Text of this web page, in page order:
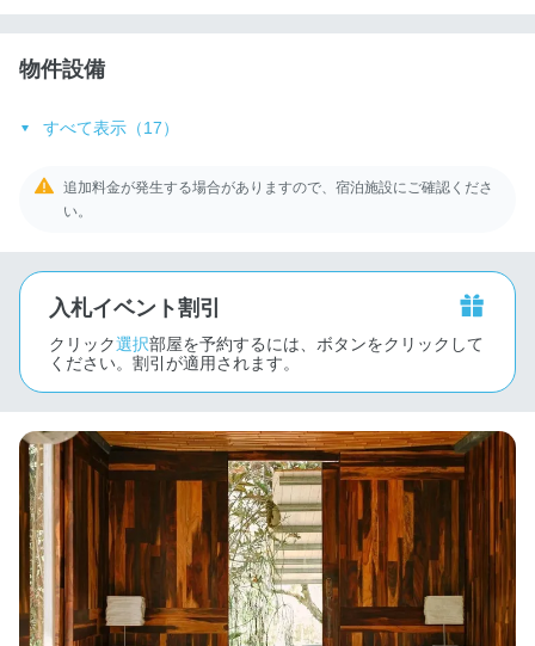
物件設備
すべて表示（17）
追加料金が発生する場合がありますので、宿泊施設にご確認くださ
い。
入札イベント割引
クリック選択部屋を予約するには、ボタンをクリックして
ください。割引が適用されます。